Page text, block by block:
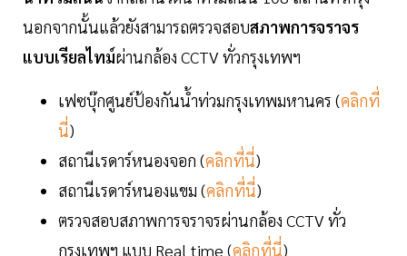
นอกจากนั้นแล้วยังสามารถตรวจสอบสภาพการจราจร
แบบเรียลไทม์ผ่านกล้อง CCTV ทั่วกรุงเทพฯ
เฟซบุ๊กศูนย์ป้องกันน้ำท่วมกรุงเทพมหานคร (คลิกที่
นี่)
สถานีเรดาร์หนองจอก (คลิกที่นี่)
สถานีเรดาร์หนองแขม (คลิกที่นี่)
ตรวจสอบสภาพการจราจรผ่านกล้อง CCTV ทั่ว
กรุงเทพฯ แบบ Real time (คลิกที่นี่)